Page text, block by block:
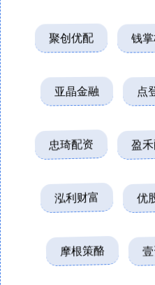
聚创优配 钱
亚晶金融 点
忠琦配资 盈
泓利财富 优
摩根策酪